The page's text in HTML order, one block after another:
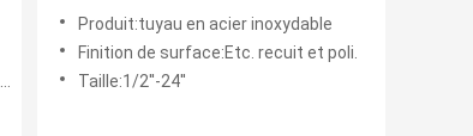
tube en alliage tréfilé à froid, fil
d'alliage
Produit:tuyau en acier inoxydable
Finition de surface:Etc. recuit et poli.
Taille:1/2''-24''